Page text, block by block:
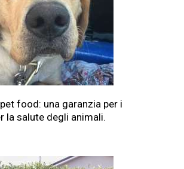
food: una garanzia per i
la salute degli animali.